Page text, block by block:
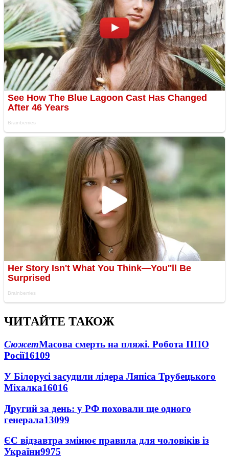
ЧИТАЙТЕ ТАКОЖ
СюжетМасова смерть на пляжі. Робота ППО
Росії16109
У Білорусі засудили лідера Ляпіса Трубецького
Міхалка16016
Другий за день: у РФ поховали ще одного
генерала13099
ЄС відзавтра змінює правила для чоловіків із
України9975